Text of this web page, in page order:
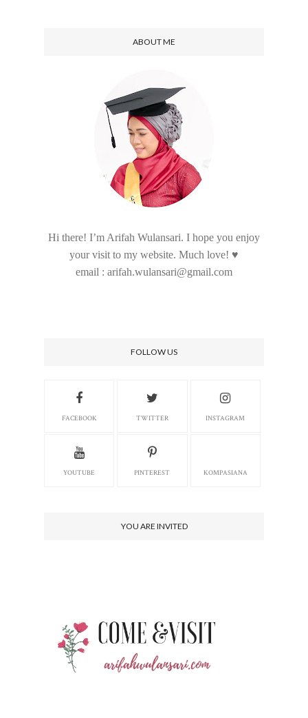
ABOUT ME
Hi there! I’m Arifah Wulansari. I hope you enjoy
your visit to my website. Much love! ♥
email : arifah.wulansari@gmail.com
FOLLOW US
FACEBOOK TWITTER INSTAGRAM
YOUTUBE PINTEREST KOMPASIANA
YOU ARE INVITED